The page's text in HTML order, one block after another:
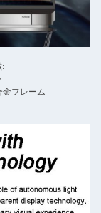
:
金フレーム